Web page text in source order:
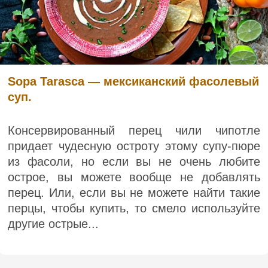
Sopa Tarasca — мексиканский фасолевый
суп.
Консервированный перец чили чипотле
придает чудесную остроту этому супу-пюре
из фасоли, но если вы не очень любите
острое, вы можете вообще не добавлять
перец. Или, если вы не можете найти такие
перцы, чтобы купить, то смело используйте
другие острые...